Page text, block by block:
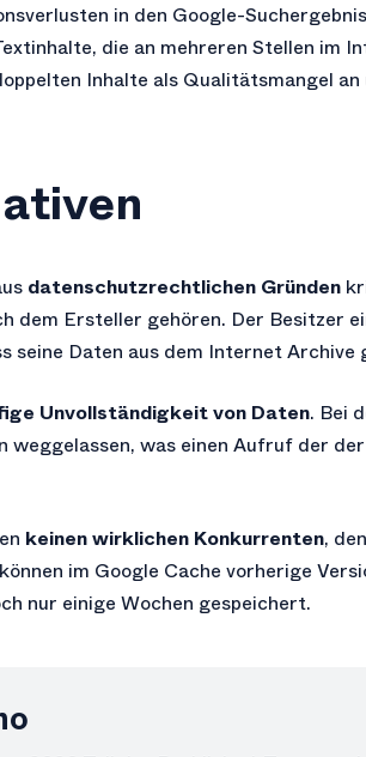
in den Google-
die an mehreren Stellen im
Inhalte als Qualitätsmangel
datenschutzrechtlichen Gründen
dem Ersteller gehören. Der Besitzer
seine Daten aus dem Internet Archive
Unvollständigkeit von Daten. Bei
was einen Aufruf der
keinen wirklichen Konkurrenten,
im Google Cache vorherige
nur einige Wochen gespeichert.